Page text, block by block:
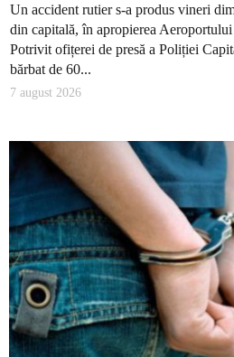
Un accident rutier s-a produs vineri
din capitală, în apropierea
Potrivit ofițerei de presă a Poliției
bărbat de 60...
7 august 2026